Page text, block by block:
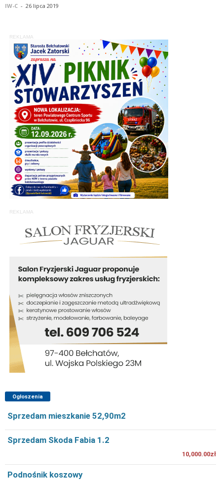
IW-C - 26 lipca 2019
REKLAMA
REKLAMA
Ogłoszenia
Sprzedam mieszkanie 52,90m2
Sprzedam Skoda Fabia 1.2
10,000.00zł
Podnośnik koszowy